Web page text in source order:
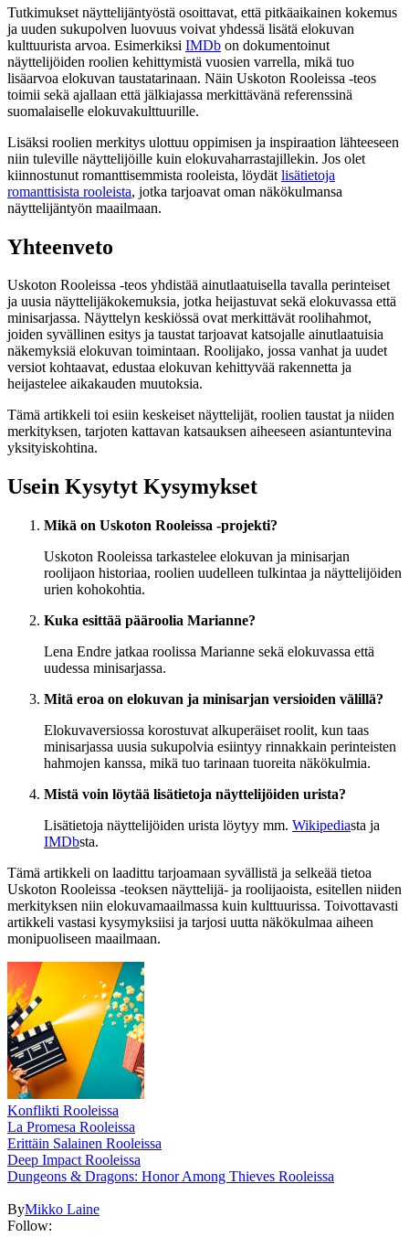
Tutkimukset näyttelijäntyöstä osoittavat, että pitkäaikainen kokemus
ja uuden sukupolven luovuus voivat yhdessä lisätä elokuvan
kulttuurista arvoa. Esimerkiksi IMDb on dokumentoinut
näyttelijöiden roolien kehittymistä vuosien varrella, mikä tuo
lisäarvoa elokuvan taustatarinaan. Näin Uskoton Rooleissa -teos
toimii sekä ajallaan että jälkiajassa merkittävänä referenssinä
suomalaiselle elokuvakulttuurille.
Lisäksi roolien merkitys ulottuu oppimisen ja inspiraation lähteeseen
niin tuleville näyttelijöille kuin elokuvaharrastajillekin. Jos olet
kiinnostunut romanttisemmista rooleista, löydät lisätietoja
romanttisista rooleista, jotka tarjoavat oman näkökulmansa
näyttelijäntyön maailmaan.
Yhteenveto
Uskoton Rooleissa -teos yhdistää ainutlaatuisella tavalla perinteiset
ja uusia näyttelijäkokemuksia, jotka heijastuvat sekä elokuvassa että
minisarjassa. Näyttelyn keskiössä ovat merkittävät roolihahmot,
joiden syvällinen esitys ja taustat tarjoavat katsojalle ainutlaatuisia
näkemyksiä elokuvan toimintaan. Roolijako, jossa vanhat ja uudet
versiot kohtaavat, edustaa elokuvan kehittyvää rakennetta ja
heijastelee aikakauden muutoksia.
Tämä artikkeli toi esiin keskeiset näyttelijät, roolien taustat ja niiden
merkityksen, tarjoten kattavan katsauksen aiheeseen asiantuntevina
yksityiskohtina.
Usein Kysytyt Kysymykset
Mikä on Uskoton Rooleissa -projekti?
Uskoton Rooleissa tarkastelee elokuvan ja minisarjan
roolijaon historiaa, roolien uudelleen tulkintaa ja näyttelijöiden
urien kohokohtia.
Kuka esittää pääroolia Marianne?
Lena Endre jatkaa roolissa Marianne sekä elokuvassa että
uudessa minisarjassa.
Mitä eroa on elokuvan ja minisarjan versioiden välillä?
Elokuvaversiossa korostuvat alkuperäiset roolit, kun taas
minisarjassa uusia sukupolvia esiintyy rinnakkain perinteisten
hahmojen kanssa, mikä tuo tarinaan tuoreita näkökulmia.
Mistä voin löytää lisätietoja näyttelijöiden urista?
Lisätietoja näyttelijöiden urista löytyy mm. Wikipediasta ja
IMDbsta.
Tämä artikkeli on laadittu tarjoamaan syvällistä ja selkeää tietoa
Uskoton Rooleissa -teoksen näyttelijä- ja roolijaoista, esitellen niiden
merkityksen niin elokuvamaailmassa kuin kulttuurissa. Toivottavasti
artikkeli vastasi kysymyksiisi ja tarjosi uutta näkökulmaa aiheen
monipuoliseen maailmaan.
Konflikti Rooleissa
La Promesa Rooleissa
Erittäin Salainen Rooleissa
Deep Impact Rooleissa
Dungeons & Dragons: Honor Among Thieves Rooleissa
ByMikko Laine
Follow: